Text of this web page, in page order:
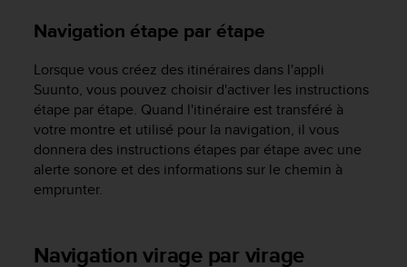
Navigation étape par étape
Lorsque vous créez des itinéraires dans l'appli
Suunto, vous pouvez choisir d'activer les instructions
étape par étape. Quand l'itinéraire est transféré à
votre montre et utilisé pour la navigation, il vous
donnera des instructions étapes par étape avec une
alerte sonore et des informations sur le chemin à
emprunter.
Navigation virage par virage